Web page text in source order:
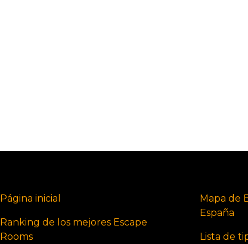
Página inicial
Ranking de los mejores Escape
Rooms
Mapa de
España
Lista de